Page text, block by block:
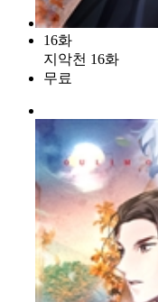
16화
지악천 16화
무료